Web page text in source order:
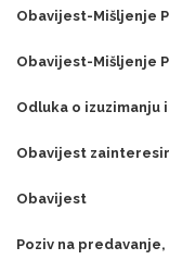
Obavijest-Mišljenje
Obavijest-Mišljenje
Odluka o izuzimanju
Obavijest
Obavijest
Poziv na